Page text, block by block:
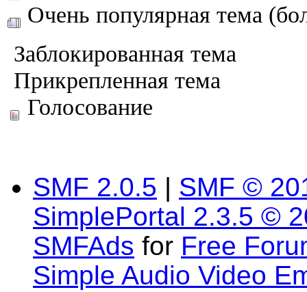
Очень популярная тема
Заблокированная тема
Прикрепленная тема
Голосование
SMF 2.0.5 | SMF ©
SimplePortal 2.3.5 ©
SMFAds for Free
Simple Audio Video